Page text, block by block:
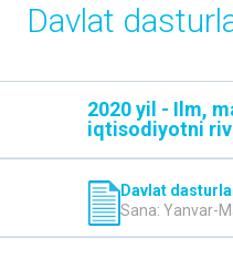
Davlat
2020 yil - Ilm,
iqtisodiyotni
Davlat
Sana: Yanvar-